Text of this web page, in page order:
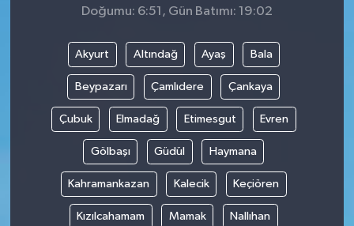
Doğumu: 6:51, Gün Batımı: 19:02
Akyurt Altındağ Ayaş Bala
Beypazarı Çamlıdere Çankaya
Çubuk Elmadağ Etimesgut Evren
Gölbaşı Güdül Haymana
Kahramankazan Kalecik Keçiören
Kızılcahamam Mamak Nallıhan